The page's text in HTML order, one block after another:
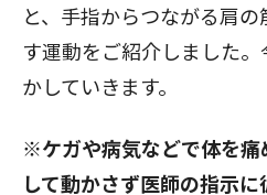
と、 手指からつながる肩
す運動をご紹介しました
かしていきます。
※ケガや病気などで体を痛
して動かさず医師の指示に